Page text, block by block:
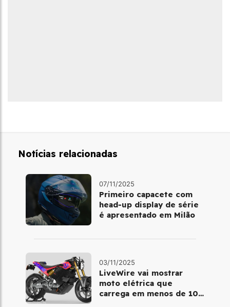
Notícias relacionadas
07/11/2025
Primeiro capacete com
head‑up display de série
é apresentado em Milão
03/11/2025
LiveWire vai mostrar
moto elétrica que
carrega em menos de 10